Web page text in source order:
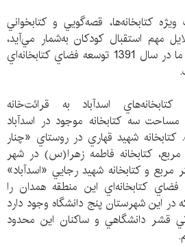
کتابخانه‌ها، قصه‌گويي و کتابخواني
مهم استقبال کودکان به‌شمار مي‌آيد،
گفت: عمده‌ترين برنامه‌هاي ما در سال 1391 توسعه فضاي کتابخانه‌اي
اسدآباد به قرائت‌خانه
سه کتابخانه‌ موجود در اسدآباد
است. کتابخانه شهيد قهاري در روستاي «چنار
با زيربناي 100 متر مربع، کتابخانه فاطمه ‌زهرا(س) در شهر
با زيربناي 126 متر مربع و کتابخانه شهيد رجايي «اسدآباد»
متر مربع، فضاي کتابخانه‌اي اين منطقه همدان را
اين شهرستان پنج دانشگاه وجود دارد
قشر دانشگاهي و ساکنان اين محدود